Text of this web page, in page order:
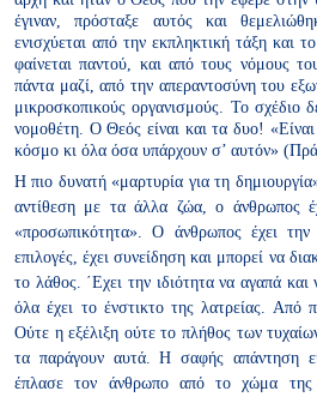
έγιναν, πρόσταξε αυτός και
ενισχύεται από την εκπληκτική τάξη και
φαίνεται παντού, και από τους νόμους
πάντα μαζί, από την απεραντοσύνη του
μικροσκοπικούς οργανισμούς. Το σχέδιο
νομοθέτη. Ο Θεός είναι και τα δυο!
κόσμο κι όλα όσα υπάρχουν σ’ αυτόν»
Η πιο δυνατή «μαρτυρία για τη
αντίθεση με τα άλλα ζώα, ο άνθρωπος
«προσωπικότητα». Ο άνθρωπος έχει την
επιλογές, έχει συνείδηση και μπορεί να
το λάθος. ΄Εχει την ιδιότητα να αγαπά και
όλα έχει το ένστικτο της λατρείας. Από
Ούτε η εξέλιξη ούτε το πλήθος των
τα παράγουν αυτά. Η σαφής απάντηση
έπλασε τον άνθρωπο από το χώμα